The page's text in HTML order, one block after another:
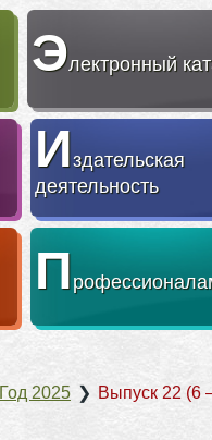
Электронный
Издательская
деятельность
П
Год 2025 ❯ Выпуск 22 (6